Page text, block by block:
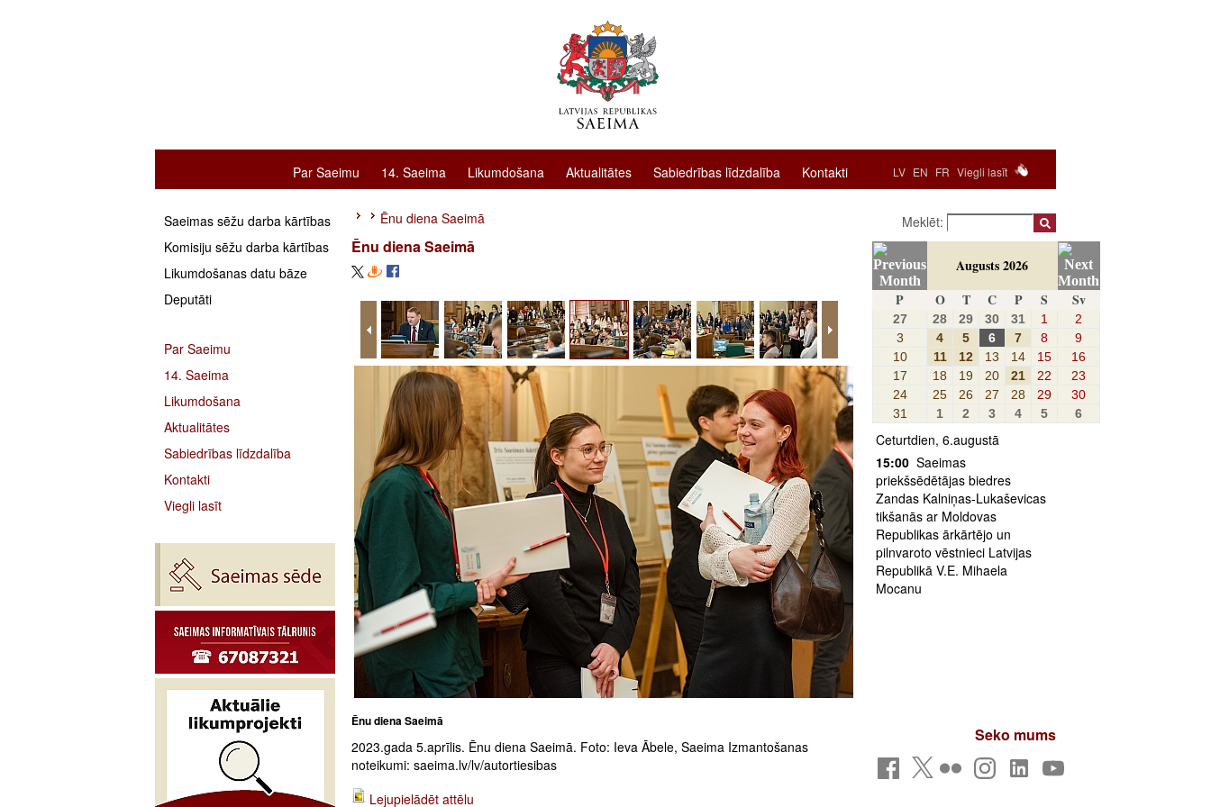
LV EN FR Viegli lasīt
Par Saeimu 14. Saeima Likumdošana Aktualitātes Sabiedrības līdzdalība Kontakti
Saeimas sēžu darba kārtības
Komisiju sēžu darba kārtības
Likumdošanas datu bāze
Deputāti
Par Saeimu
14. Saeima
Likumdošana
Aktualitātes
Sabiedrības līdzdalība
Kontakti
Viegli lasīt
Ēnu diena Saeimā
Ēnu diena Saeimā
Ēnu diena Saeimā
2023.gada 5.aprīlis. Ēnu diena Saeimā. Foto: Ieva Ābele, Saeima Izmantošanas
noteikumi: saeima.lv/lv/autortiesibas
Lejupielādēt attēlu
Meklēt:
Augusts 2026
P
O T C P S Sv
27 28 29 30 31 1
2
3
4 5 6 7 8
9
10
11 12 13 14 15
16
17
18 19 20 21 22
23
24
25 26 27 28 29
30
31
1 2 3 4 5 6
Ceturtdien, 6.augustā
15:00 Saeimas
priekšsēdētājas biedres
Zandas Kalniņas-Lukaševicas
tikšanās ar Moldovas
Republikas ārkārtējo un
pilnvaroto vēstnieci Latvijas
Republikā V.E. Mihaela
Mocanu
Seko mums